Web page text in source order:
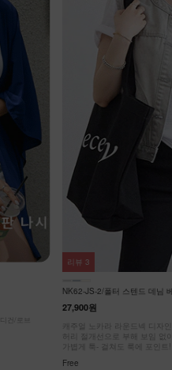
건/로브
NK62-JS-2/폴터 스텐드 데님
27,900원
캐주얼 노카라 라운드넥 디자인!
허리 절개선으로 부해 보임 없
가볍게 툭- 걸쳐도 룩에 포인트!
Free
리뷰 3